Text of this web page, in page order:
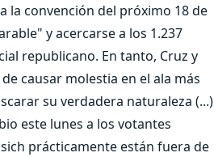
la convención del próximo 18 de
y acercarse a los 1.237
republicano. En tanto, Cruz y
causar molestia en el ala más
su verdadera naturaleza (...)
este lunes a los votantes
prácticamente están fuera de